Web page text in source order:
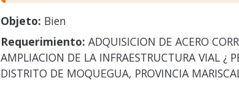
Objeto: Bien
Requerimiento: ADQUISICION DE ACERO
AMPLIACION DE LA INFRAESTRUCTURA VIAL ¿
DISTRITO DE MOQUEGUA, PROVINCIA